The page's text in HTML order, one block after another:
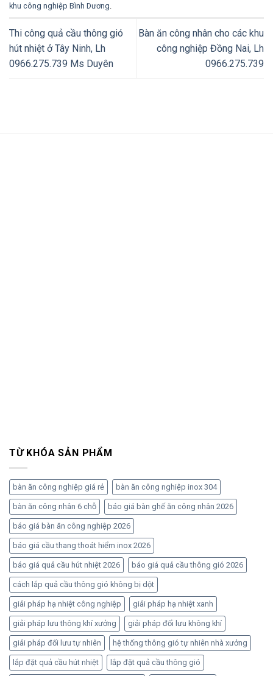
khu công nghiệp Bình Dương
Thi công quả cầu thông gió
hút nhiệt ở Tây Ninh, Lh
0966.275.739 Ms Duyên
Bàn ăn công nhân cho các khu
công nghiệp Đồng Nai, Lh
0966.275.739
TỪ KHÓA SẢN PHẨM
bàn ăn công nghiệp giá rẻ bàn ăn công nghiệp inox 304
bàn ăn công nhân 6 chỗ báo giá bàn ghế ăn công nhân 2026
báo giá bàn ăn công nghiệp 2026
báo giá cầu thang thoát hiểm inox 2026
báo giá quả cầu hút nhiệt 2026 báo giá quả cầu thông gió 2026
cách lắp quả cầu thông gió không bị dột
giải pháp hạ nhiệt công nghiệp giải pháp hạ nhiệt xanh
giải pháp lưu thông khí xưởng giải pháp đối lưu không khí
giải pháp đối lưu tự nhiên hệ thống thông gió tự nhiên nhà xưởng
lắp đặt quả cầu hút nhiệt lắp đặt quả cầu thông gió